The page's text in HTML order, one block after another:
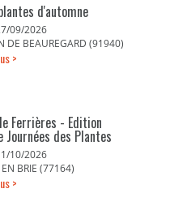
d'automne
09/2026
DE BEAUREGARD (91940)
>
Ferrières - Edition
Journées des Plantes
10/2026
EN BRIE (77164)
>